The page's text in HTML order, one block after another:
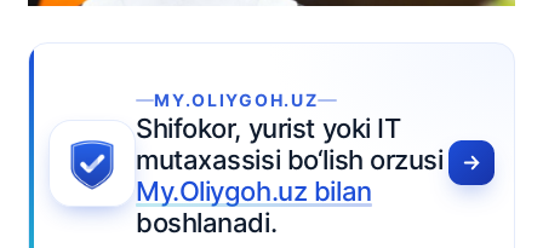
MY.OLIYGOH.UZ
Shifokor, yurist yoki IT
mutaxassisi bo‘lish orzusi
My.Oliygoh.uz bilan
boshlanadi.